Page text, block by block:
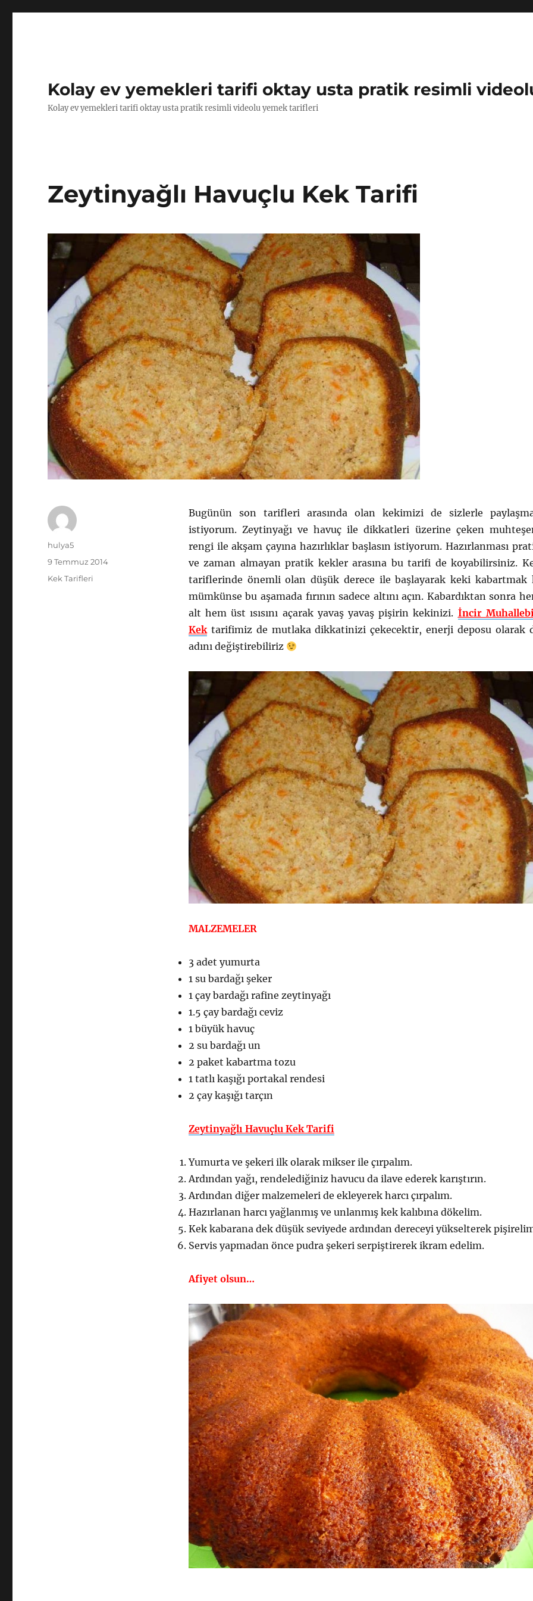
Kolay ev yemekleri tarifi oktay usta pratik resimli
Kolay ev yemekleri tarifi oktay usta pratik resimli videolu yemek tarifleri
Zeytinyağlı Havuçlu Kek Tarifi
Bugünün son tarifleri arasında olan kekimizi de sizlerle
istiyorum. Zeytinyağı ve havuç ile dikkatleri üzerine çeken
rengi ile akşam çayına hazırlıklar başlasın istiyorum. Hazırlanması
ve zaman almayan pratik kekler arasına bu tarifi de koyabilirsiniz.
tariflerinde önemli olan düşük derece ile başlayarak keki kabartmak
mümkünse bu aşamada fırının sadece altını açın. Kabardıktan sonra
alt hem üst ısısını açarak yavaş yavaş pişirin kekinizi. İncir
Kektarifimiz de mutlaka dikkatinizi çekecektir, enerji deposu olarak
adını değiştirebiliriz
MALZEMELER
3 adet yumurta
1 su bardağı şeker
1 çay bardağı rafine zeytinyağı
1.5 çay bardağı ceviz
1 büyük havuç
2 su bardağı un
2 paket kabartma tozu
1 tatlı kaşığı portakal rendesi
2 çay kaşığı tarçın
Zeytinyağlı Havuçlu Kek Tarifi
Yumurta ve şekeri ilk olarak mikser ile çırpalım.
Ardından yağı, rendelediğiniz havucu da ilave ederek karıştırın.
Ardından diğer malzemeleri de ekleyerek harcı çırpalım.
Hazırlanan harcı yağlanmış ve unlanmış kek kalıbına dökelim.
Kek kabarana dek düşük seviyede ardından dereceyi yükselterek
Servis yapmadan önce pudra şekeri serpiştirerek ikram edelim.
Afiyet olsun…
Yazar
hulya5
Yayın
tarihi
9 Temmuz 2014
Kategoriler
Kek Tarifleri